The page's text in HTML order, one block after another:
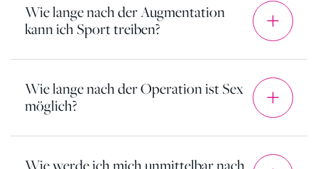
Wie lange nach der Augmentation
kann ich Sport treiben?
Wie lange nach der Operation ist Sex
möglich?